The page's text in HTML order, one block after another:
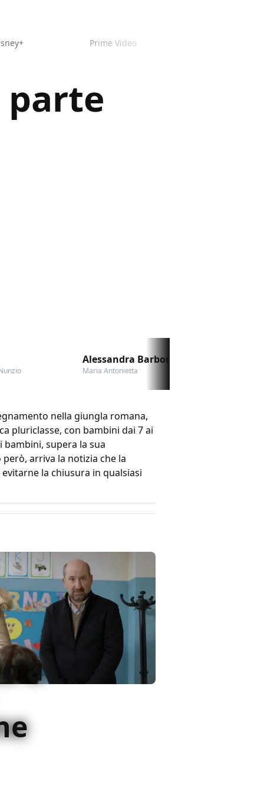
Prime Video
parte
Alessandra Barbonetti
Maria Antonietta
nella giungla romana,
pluriclasse, con bambini dai 7 ai
bambini, supera la sua
arriva la notizia che la
la chiusura in qualsiasi
a